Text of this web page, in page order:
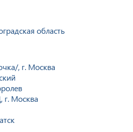
область
, г. Москва
Москва